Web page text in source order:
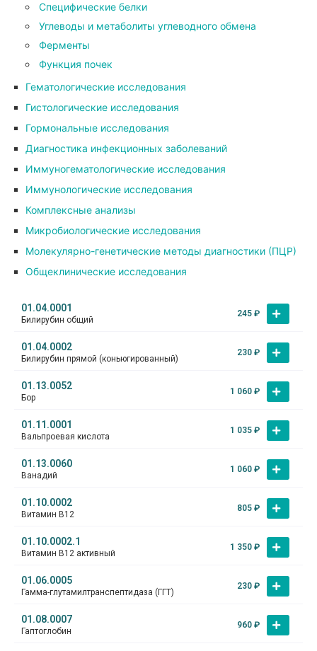
Специфические белки
Углеводы и метаболиты углеводного обмена
Ферменты
Функция почек
Гематологические исследования
Гистологические исследования
Гормональные исследования
Диагностика инфекционных заболеваний
Иммуногематологические исследования
Иммунологические исследования
Комплексные анализы
Микробиологические исследования
Молекулярно-генетические методы диагностики (ПЦР)
Общеклинические исследования
01.04.0001
Билирубин общий
245 ₽
01.04.0002
Билирубин прямой (коньюгированный)
230 ₽
01.13.0052
Бор
1 060 ₽
01.11.0001
Вальпроевая кислота
1 035 ₽
01.13.0060
Ванадий
1 060 ₽
01.10.0002
Витамин В12
805 ₽
01.10.0002.1
Витамин В12 активный
1 350 ₽
01.06.0005
Гамма-глутамилтранспептидаза (ГГТ)
230 ₽
01.08.0007
Гаптоглобин
960 ₽